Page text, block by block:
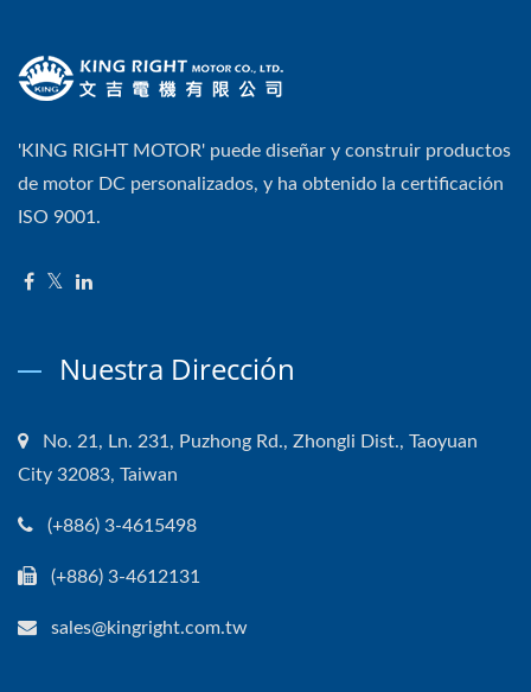
'KING RIGHT MOTOR' puede diseñar y construir productos
de motor DC personalizados, y ha obtenido la certificación
ISO 9001.
Nuestra Dirección
No. 21, Ln. 231, Puzhong Rd., Zhongli Dist., Taoyuan
City 32083, Taiwan
(+886) 3-4615498
(+886) 3-4612131
sales@kingright.com.tw